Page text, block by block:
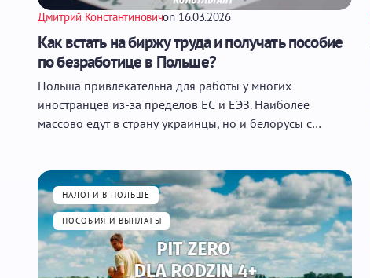
Дмитрий Константиновичon 16.03.2026
Как встать на биржу труда и получать пособие
по безработице в Польше?
Польша привлекательна для работы у многих
иностранцев из-за пределов ЕС и ЕЭЗ. Наиболее
массово едут в страну украинцы, но и белорусы с…
НАЛОГИ В ПОЛЬШЕ
ПОСОБИЯ И ВЫПЛАТЫ